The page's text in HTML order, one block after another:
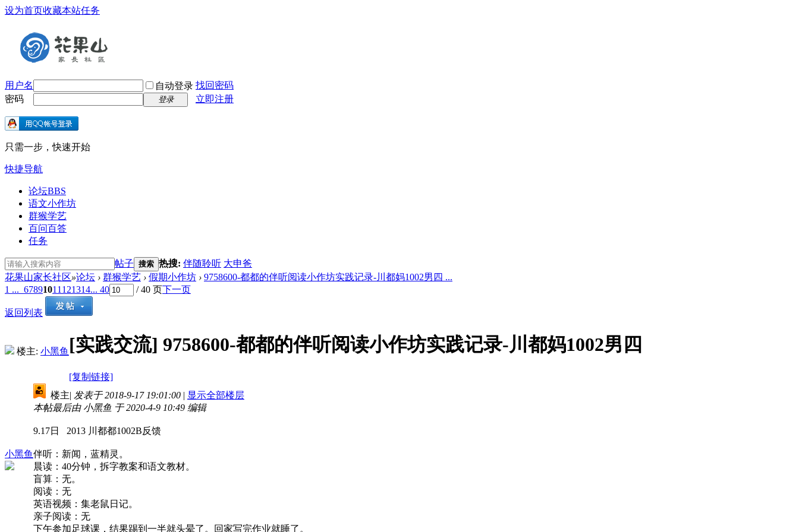
设为首页收藏本站任务
用户名 自动登录 找回密码
密码
登录 立即注册
只需一步，快速开始
快捷导航
论坛BBS
语文小作坊
群猴学艺
百问百答
任务
帖子 搜索 热搜: 伴随聆听 大申爸
花果山家长社区»论坛 › 群猴学艺 › 假期小作坊 › 9758600-都都的伴听阅读小作坊实践记录-川都妈1002男四 ...
1 ... 67891011 121314... 40 / 40 页下一页
返回列表
楼主: 小黑鱼 [实践交流] 9758600-都都的伴听阅读小作坊实践记录-川都妈1002男四
[复制链接]
小黑鱼
楼主| 发表于 2018-9-17 19:01:00 | 显示全部楼层
本帖最后由 小黑鱼 于 2020-4-9 10:49 编辑
9.17日 2013 川都都1002B反馈
伴听：新闻，蓝精灵。
晨读：40分钟，拆字教案和语文教材。
盲算：无。
阅读：无
英语视频：集老鼠日记。
亲子阅读：无
下午参加足球课，结果踢到一半就头晕了。回家写完作业就睡了。